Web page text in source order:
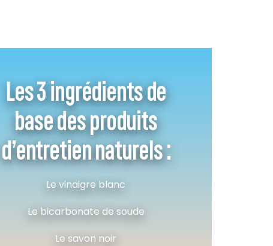
Les 3 ingrédients de
base des produits
d’entretien naturels :
Le vinaigre blanc
Le bicarbonate de soude
Le savon noir